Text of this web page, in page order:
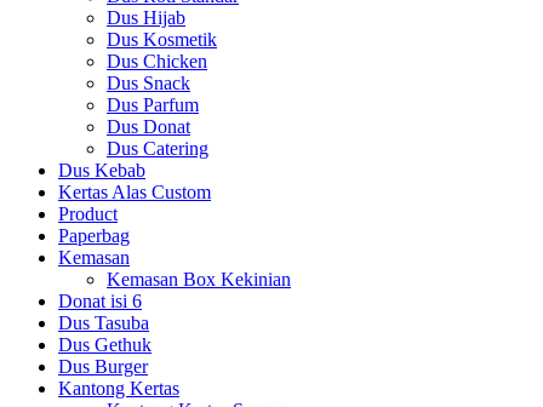
Dus Hijab
Dus Kosmetik
Dus Chicken
Dus Snack
Dus Parfum
Dus Donat
Dus Catering
Dus Kebab
Kertas Alas Custom
Product
Paperbag
Kemasan
Kemasan Box Kekinian
Donat isi 6
Dus Tasuba
Dus Gethuk
Dus Burger
Kantong Kertas